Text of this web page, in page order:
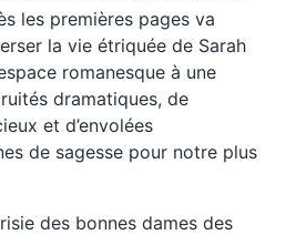
les premières pages va
la vie étriquée de Sarah
romanesque à une
dramatiques, de
et d’envolées
de sagesse pour notre plus
des bonnes dames des